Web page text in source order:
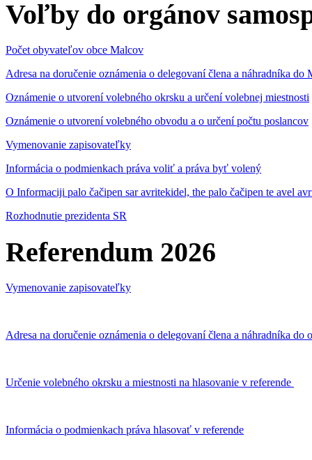
Voľby do orgánov
Počet obyvateľov obce Malcov
Adresa na doručenie oznámenia o delegovaní člena a náhradníka
Oznámenie o utvorení volebného okrsku a určení volebnej miestnosti
Oznámenie o utvorení volebného obvodu a o určení počtu poslancov
Vymenovanie zapisovateľky
Informácia o podmienkach práva voliť a práva byť volený
O Informaciji palo čačipen sar avritekidel, the palo čačipen te avel
Rozhodnutie prezidenta SR
Referendum 2026
Vymenovanie zapisovateľky
Adresa na doručenie oznámenia o delegovaní člena a náhradníka
Určenie volebného okrsku a miestnosti na hlasovanie v referende
Informácia o podmienkach práva hlasovať v referende